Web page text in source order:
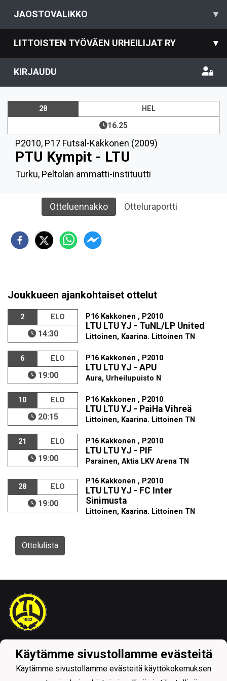
JAOSTOVALIKKO ▾
LITTOISTEN TYÖVÄEN URHEILIJAT RY ▾
KIRJAUDU
28 HEL
16.25
P2010, P17 Futsal-Kakkonen (2009)
PTU Kympit - LTU
Turku, Peltolan ammatti-instituutti
Otteluennakko Otteluraportti
Joukkueen ajankohtaiset ottelut
2 ELO
14:30
P16 Kakkonen , P2010
LTU LTU YJ - TuNL/LP United
Littoinen, Kaarina. Littoinen TN
6 ELO
19:00
P16 Kakkonen , P2010
LTU LTU YJ - APU
Aura, Urheilupuisto N
10 ELO
20:15
P16 Kakkonen , P2010
LTU LTU YJ - PaiHa Vihreä
Littoinen, Kaarina. Littoinen TN
21 ELO
19:00
P16 Kakkonen , P2010
LTU LTU YJ - PIF
Parainen, Aktia LKV Arena TN
28 ELO
19:00
P16 Kakkonen , P2010
LTU LTU YJ - FC Inter
Sinimusta
Littoinen, Kaarina. Littoinen TN
Ottelulista
Tietosuojaseloste
Käytämme sivustollamme evästeitä
Käytämme sivustollamme evästeitä käyttökokemuksen